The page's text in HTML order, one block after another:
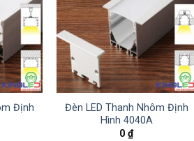
Định
Đèn LED Thanh Nhôm Định
Hình 4040A
0₫